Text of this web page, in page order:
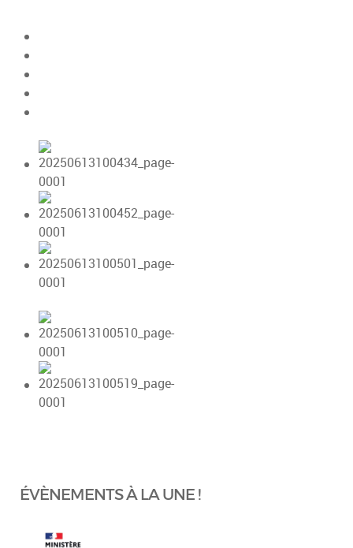
ÉVÈNEMENTS À LA UNE !